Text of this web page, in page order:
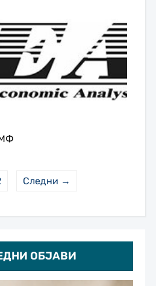
ОБЈАВИ
Следни →